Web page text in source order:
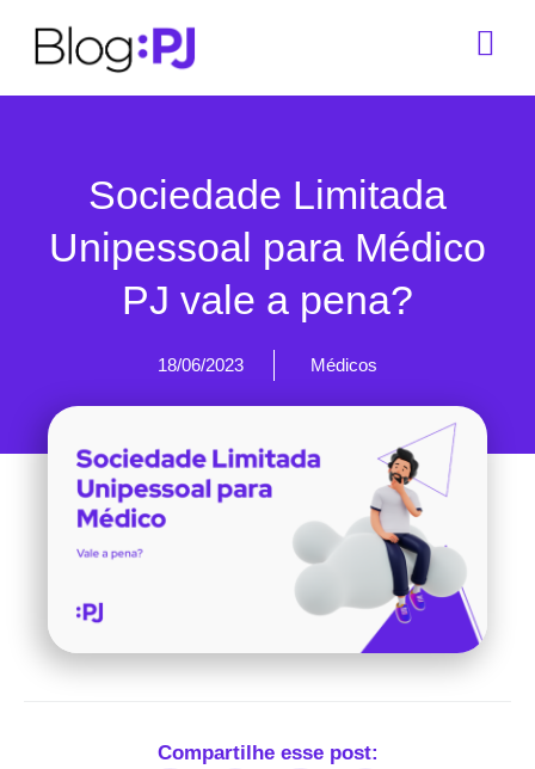
Sociedade Limitada
Unipessoal para Médico
PJ vale a pena?
18/06/2023 Médicos
Compartilhe esse post: